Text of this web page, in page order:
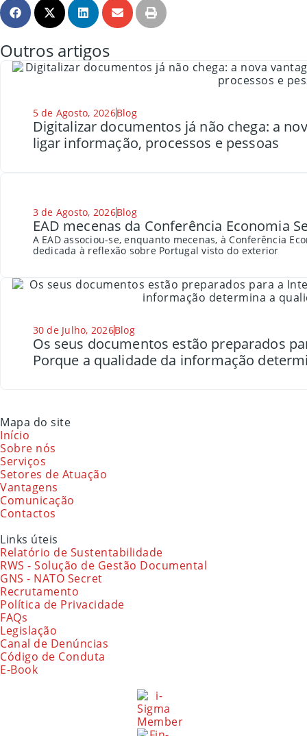
Outros artigos
5 de Agosto, 2026Blog
Digitalizar documentos já não chega: a
ligar informação, processos e pessoas
3 de Agosto, 2026Blog
EAD mecenas da Conferência Economia
A EAD associou-se, enquanto mecenas, à Conferência
dedicada à reflexão sobre Portugal visto do exterior
30 de Julho, 2026Blog
Os seus documentos estão preparados
Porque a qualidade da informação
Mapa do site
Início
Sobre nós
Serviços
Setores de Atuação
Vantagens
Comunicação
Contactos
Links úteis
Relatório de Sustentabilidade
RWS - Solução de Gestão Documental
GNS - NATO Secret
Recrutamento
Política de Privacidade
FAQs
Legislação
Canal de Denúncias
Código de Conduta
E-Book